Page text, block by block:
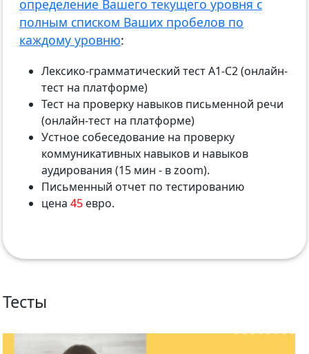
определение Вашего текущего уровня с
полным списком Ваших пробелов по
каждому уровню:
Лексико-грамматический тест А1-С2 (онлайн-
тест на платформе)
Тест на проверку навыков письменной речи
(онлайн-тест на платформе)
Устное собеседование на проверку
коммуникативных навыков и навыков
аудирования (15 мин - в zoom).
Письменный отчет по тестированию
цена 45 евро.
Тесты